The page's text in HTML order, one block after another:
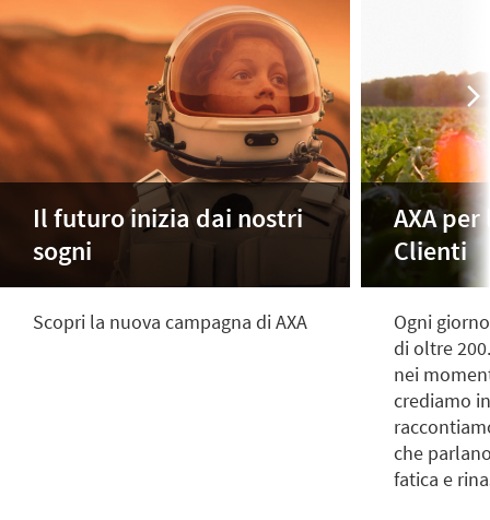
Il futuro inizia dai nostri
sogni
Scopri la nuova campagna di AXA
AXA
Clienti
Ogni
di oltre
nei
crediamo
che
fatica e